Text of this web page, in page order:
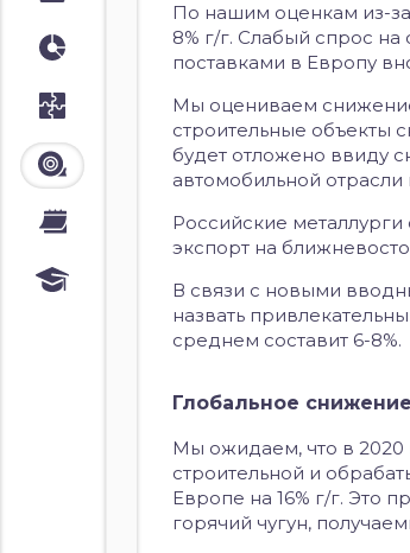
Аналитика
Стратегии
Лента
Календари
облигациям
По нашим оценкам из-за
8% г/г. Слабый спрос
поставками в Европу
Мы оцениваем
строительные объекты
будет отложено ввиду
автомобильной отрасли
Российские
экспорт на
В связи с новыми
назвать
среднем составит 6-8%.
Глобальное
Мы ожидаем, что в 2020
строительной и
Европе на 16% г/г. Это
горячий чугун,